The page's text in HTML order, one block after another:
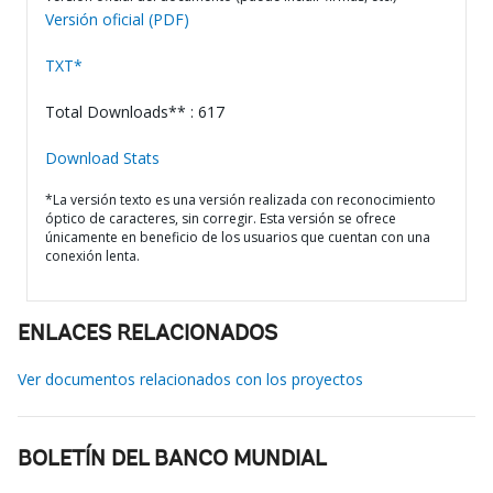
Versión oficial (PDF)
TXT*
Total Downloads** : 617
Download Stats
*La versión texto es una versión realizada con reconocimiento
óptico de caracteres, sin corregir. Esta versión se ofrece
únicamente en beneficio de los usuarios que cuentan con una
conexión lenta.
ENLACES RELACIONADOS
Ver documentos relacionados con los proyectos
BOLETÍN DEL BANCO MUNDIAL